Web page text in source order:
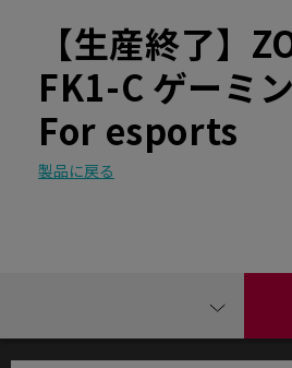
【生産終了】
FK1-C ゲーミ
For esports
製品に戻る